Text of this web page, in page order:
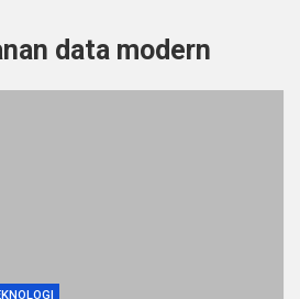
data modern